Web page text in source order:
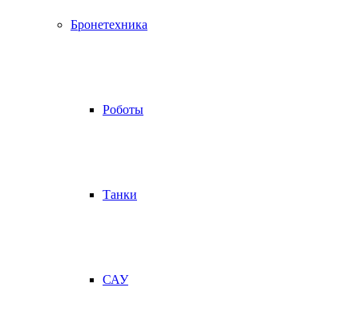
Бронетехника
Роботы
Танки
САУ